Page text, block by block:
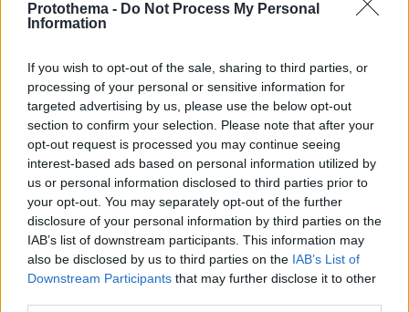
Protothema - Do Not Process My Personal
Information
If you wish to opt-out of the sale, sharing to third parties, or
processing of your personal or sensitive information for
targeted advertising by us, please use the below opt-out
section to confirm your selection. Please note that after your
opt-out request is processed you may continue seeing
interest-based ads based on personal information utilized by
us or personal information disclosed to third parties prior to
your opt-out. You may separately opt-out of the further
disclosure of your personal information by third parties on the
IAB’s list of downstream participants. This information may
also be disclosed by us to third parties on the IAB’s List of
Downstream Participants that may further disclose it to other